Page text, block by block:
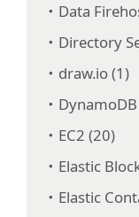
Data
Directory
draw.io (1)
EC2 (20)
Elastic
Elastic